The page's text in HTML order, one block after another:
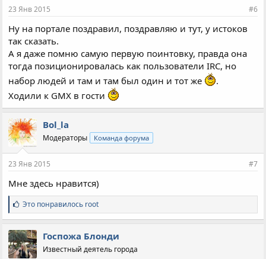
:
23 Янв 2015 #6
Ну на портале поздравил, поздравляю и тут, у истоков
так сказать.
А я даже помню самую первую поинтовку, правда она
тогда позиционировалась как пользователи IRC, но
набор людей и там и там был один и тот же
.
Ходили к GMX в гости
Bol_la
Модераторы Команда форума
23 Янв 2015 #7
Мне здесь нравится)
С
и
м
п
а
т
Это понравилось root
Госпожа Блонди
Известный деятель города